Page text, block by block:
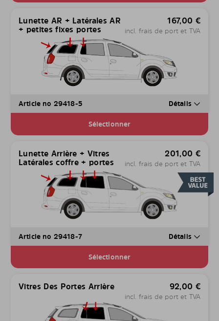
Lunette AR + Latérales AR
+ petites fixes portes
167,00 €
incl. frais de port et TVA
Article no 29418-5 Détails
Sélectionner
Lunette Arrière + Vitres
Latérales coffre + portes
201,00 €
incl. frais de port et TVA
Article no 29418-7 Détails
Sélectionner
Vitres Des Portes Arrière 92,00 €
incl. frais de port et TVA